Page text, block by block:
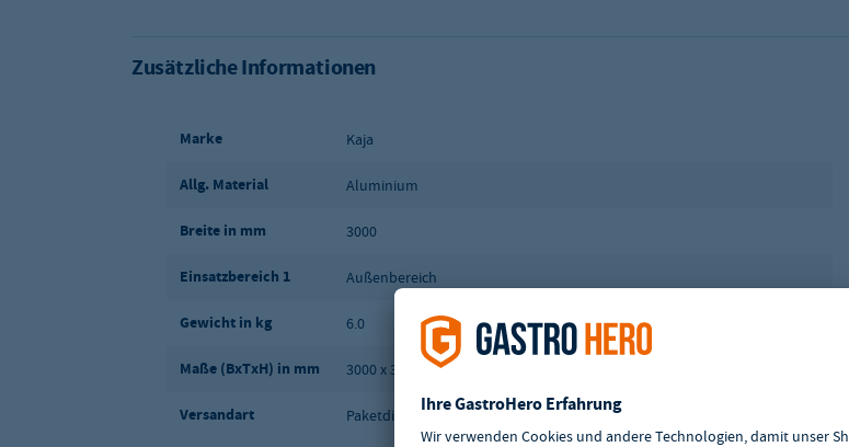
Zusätzliche Informationen
Marke Kaja
Allg. Material Aluminium
Breite in mm 3000
Einsatzbereich 1 Außenbereich
Gewicht in kg 6.0
Maße (BxTxH) in mm 3000 x 3000 x 2500
Versandart Paketdienst